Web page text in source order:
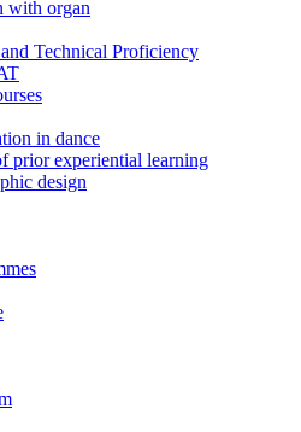
with organ
Technical Proficiency
in dance
prior experiential learning
design